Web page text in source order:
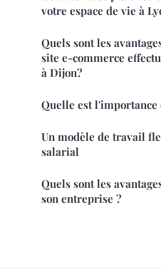
votre espace de vie à
Quels sont les
site e-commerce
à Dijon?
Quelle est l'importance
Un modèle de travail
salarial
Quels sont les
son entreprise ?